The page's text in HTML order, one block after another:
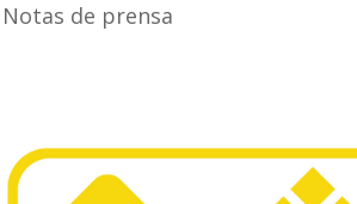
Notas de prensa